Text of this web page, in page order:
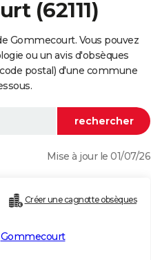
(62111)
Gommecourt. Vous pouvez
ou un avis d'obsèques
postal) d'une commune
Mise à jour le 01/07/26
Créer une cagnotte obsèques
Gommecourt